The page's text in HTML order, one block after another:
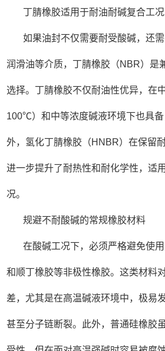
丁腈橡胶适用于耐油耐碱复合工况
如果油封不仅需要耐受酸碱，还需
润滑油等介质，丁腈橡胶（NBR）是
选择。丁腈橡胶不仅耐油性优异，在
100℃）和中等浓度碱液环境下也具
外，氢化丁腈橡胶（HNBR）在保留
进一步提升了耐热性和耐化学性，适
况。
规避不耐酸碱的常规橡胶材料
在酸碱工况下，必须严格避免使用
和顺丁橡胶等非极性橡胶。这类材料
差，尤其是在高温碱液环境中，极易
甚至分子链断裂。此外，普通硅橡胶